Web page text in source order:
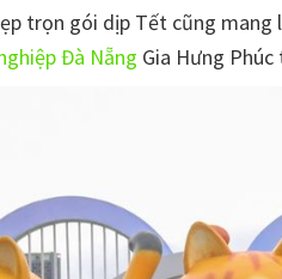
trọn gói dịp Tết cũng
Đà Nẵng Gia Hưng